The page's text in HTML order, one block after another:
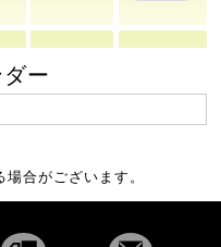
ク
ー
8月10日(月)
ー
合がございます。